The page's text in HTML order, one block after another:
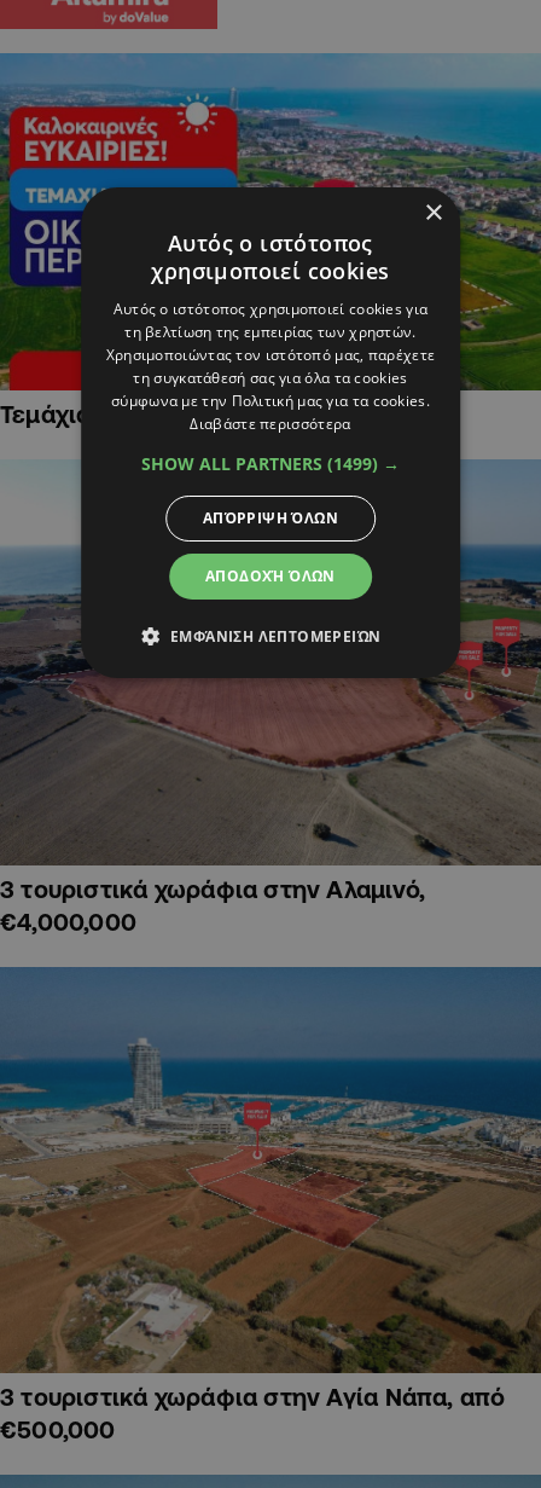
Τεμάχια Γης σε Οικιστικές Περιοχές
3 τουριστικά χωράφια στην Αλαμινό,
€4,000,000
3 τουριστικά χωράφια στην Αγία Νάπα, από
€500,000
×
Αυτός ο ιστότοπος
χρησιμοποιεί cookies
Αυτός ο ιστότοπος χρησιμοποιεί cookies για
τη βελτίωση της εμπειρίας των χρηστών.
Χρησιμοποιώντας τον ιστότοπό μας, παρέχετε
τη συγκατάθεσή σας για όλα τα cookies
σύμφωνα με την Πολιτική μας για τα cookies.
Διαβάστε περισσότερα
SHOW ALL PARTNERS (1499) →
ΑΠΟΔΟΧΉ ΌΛΩΝ
ΑΠΌΡΡΙΨΗ ΌΛΩΝ
ΕΜΦΆΝΙΣΗ ΛΕΠΤΟΜΕΡΕΙΏΝ